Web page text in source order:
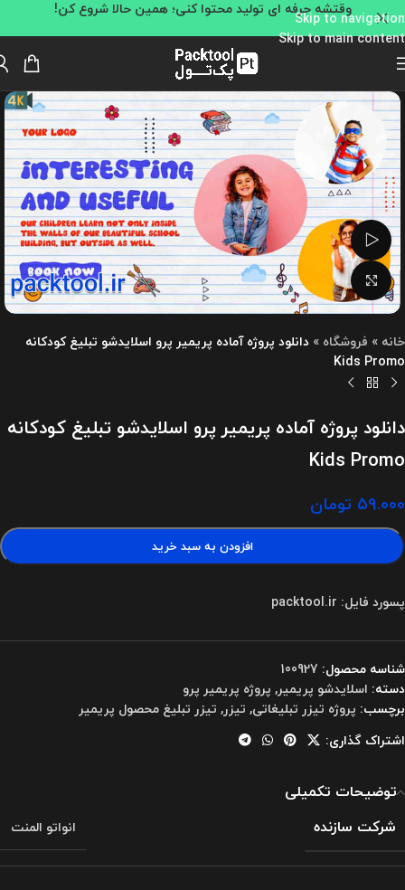
Skip to navigation
Skip to main content
وقتشه حرفه ای تولید محتوا کنی؛ همین حالا شروع کن!
تماشای ویدئو
بزرگنمایی تصویر
خانه » فروشگاه » دانلود پروژه آماده پریمیر پرو اسلایدشو تبلیغ کودکانه
Kids Promo
دانلود پروژه آماده پریمیر پرو اسلایدشو تبلیغ کودکانه
Kids Promo
۵۹.۰۰۰ تومان
افزودن به سبد خرید
پسورد فایل: packtool.ir
شناسه محصول: 100927
دسته: اسلایدشو پریمیر, پروژه پریمیر پرو
برچسب: پروژه تیزر تبلیغاتی, تیزر, تیزر تبلیغ محصول پریمیر
اشتراک گذاری:
توضیحات تکمیلی
شرکت سازنده
انواتو المنت